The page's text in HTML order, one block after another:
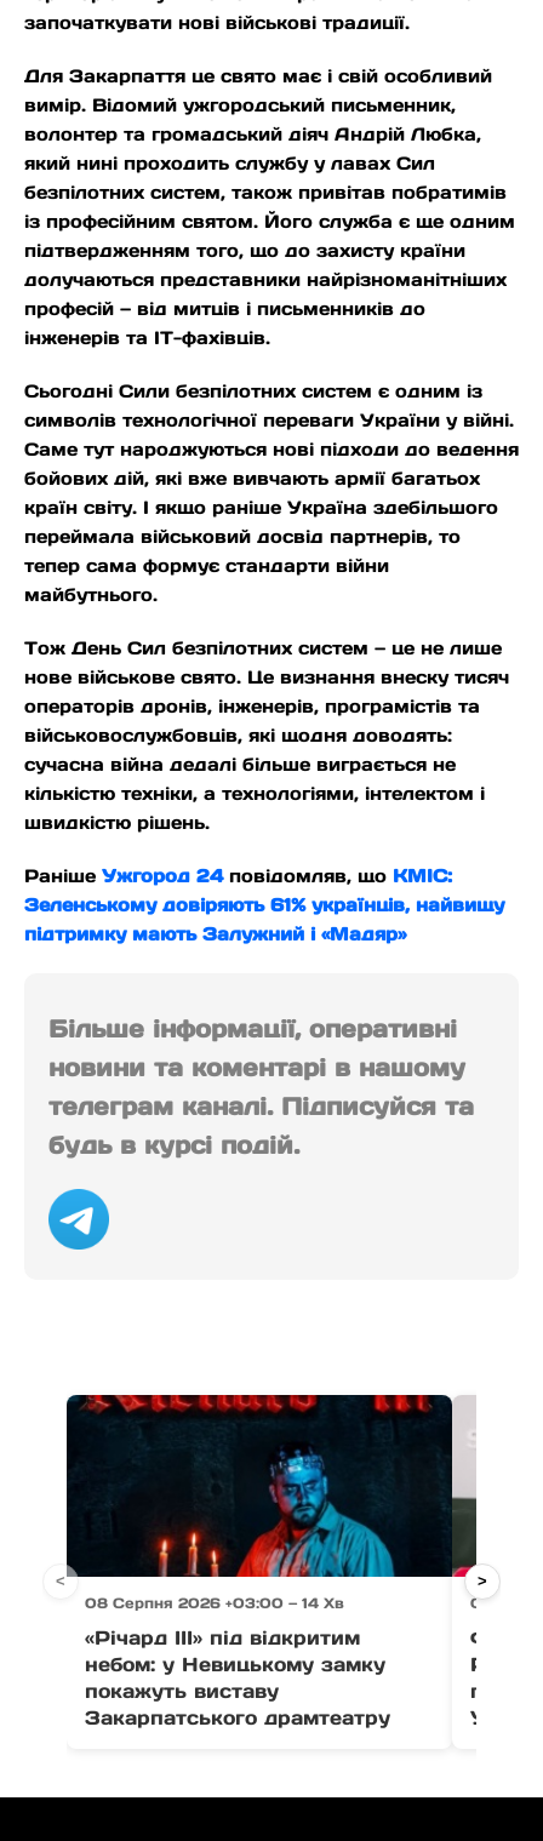
започаткувати нові військові традиції.
Для Закарпаття це свято має і свій особливий
вимір. Відомий ужгородський письменник,
волонтер та громадський діяч Андрій Любка,
який нині проходить службу у лавах Сил
безпілотних систем, також привітав побратимів
із професійним святом. Його служба є ще одним
підтвердженням того, що до захисту країни
долучаються представники найрізноманітніших
професій — від митців і письменників до
інженерів та ІТ-фахівців.
Сьогодні Сили безпілотних систем є одним із
символів технологічної переваги України у війні.
Саме тут народжуються нові підходи до ведення
бойових дій, які вже вивчають армії багатьох
країн світу. І якщо раніше Україна здебільшого
переймала військовий досвід партнерів, то
тепер сама формує стандарти війни
майбутнього.
Тож День Сил безпілотних систем — це не лише
нове військове свято. Це визнання внеску тисяч
операторів дронів, інженерів, програмістів та
військовослужбовців, які щодня доводять:
сучасна війна дедалі більше виграється не
кількістю техніки, а технологіями, інтелектом і
швидкістю рішень.
Раніше Ужгород 24повідомляв, що КМІС:
Зеленському довіряють 61% українців, найвищу
підтримку мають Залужний і «Мадяр»
Більше інформації, оперативні
новини та коментарі в нашому
телеграм каналі. Підписуйся та
будь в курсі подій.
08 Серпня 2026 +03:00 — 14 Хв
«Річард ІІІ» під відкритим
небом: у Невицькому замку
покажуть виставу
Закарпатського драмтеатру
08
< >